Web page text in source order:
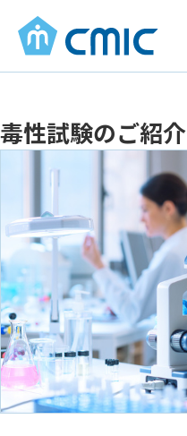
毒性試験のご紹介